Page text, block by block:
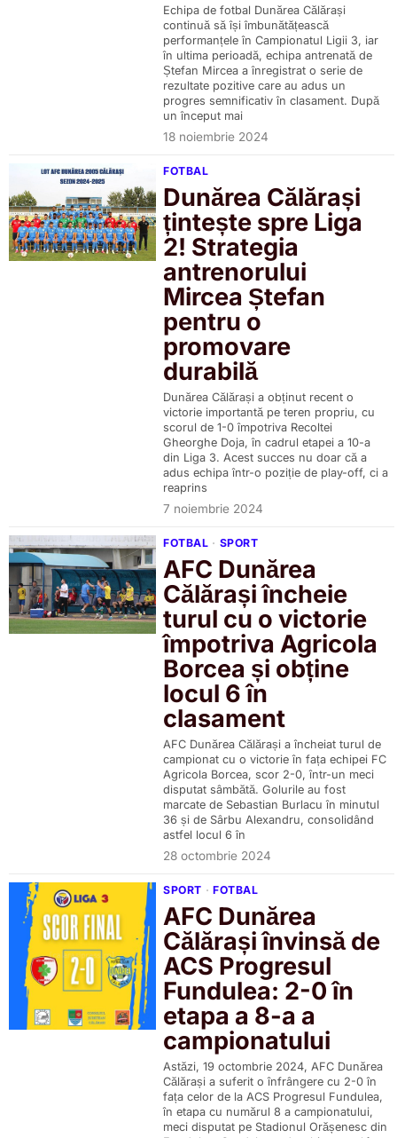
Echipa de fotbal Dunărea Călărași
continuă să își îmbunătățească
performanțele în Campionatul Ligii 3, iar
în ultima perioadă, echipa antrenată de
Ștefan Mircea a înregistrat o serie de
rezultate pozitive care au adus un
progres semnificativ în clasament. După
un început mai
18 noiembrie 2024
FOTBAL
Dunărea Călărași
țintește spre Liga
2! Strategia
antrenorului
Mircea Ștefan
pentru o
promovare
durabilă
Dunărea Călărași a obținut recent o
victorie importantă pe teren propriu, cu
scorul de 1-0 împotriva Recoltei
Gheorghe Doja, în cadrul etapei a 10-a
din Liga 3. Acest succes nu doar că a
adus echipa într-o poziție de play-off, ci a
reaprins
7 noiembrie 2024
FOTBAL · SPORT
AFC Dunărea
Călărași încheie
turul cu o victorie
împotriva Agricola
Borcea și obține
locul 6 în
clasament
AFC Dunărea Călărași a încheiat turul de
campionat cu o victorie în fața echipei FC
Agricola Borcea, scor 2-0, într-un meci
disputat sâmbătă. Golurile au fost
marcate de Sebastian Burlacu în minutul
36 și de Sârbu Alexandru, consolidând
astfel locul 6 în
28 octombrie 2024
SPORT · FOTBAL
AFC Dunărea
Călărași învinsă de
ACS Progresul
Fundulea: 2-0 în
etapa a 8-a a
campionatului
Astăzi, 19 octombrie 2024, AFC Dunărea
Călărași a suferit o înfrângere cu 2-0 în
fața celor de la ACS Progresul Fundulea,
în etapa cu numărul 8 a campionatului,
meci disputat pe Stadionul Orășenesc din